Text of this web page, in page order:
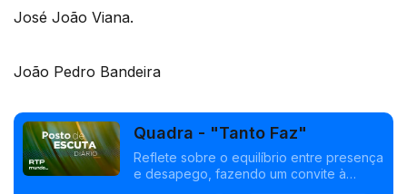
José João Viana.
João Pedro Bandeira
Quadra - "Tanto Faz"
Reflete sobre o equilíbrio entre presença
e desapego, fazendo um convite à